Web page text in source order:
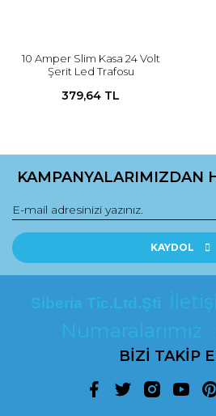
10 Amper Slim Kasa 24 Volt
Şerit Led Trafosu
379,64 TL
KAMPANYALARIMIZDAN
KAYDOL
Siberia Tic.Ltd.Şti
Numaralarımız
BİZİ TAKİP